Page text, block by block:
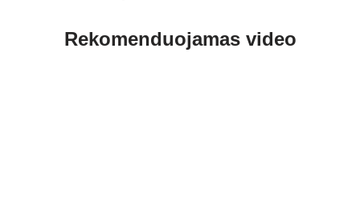
Rekomenduojamas video